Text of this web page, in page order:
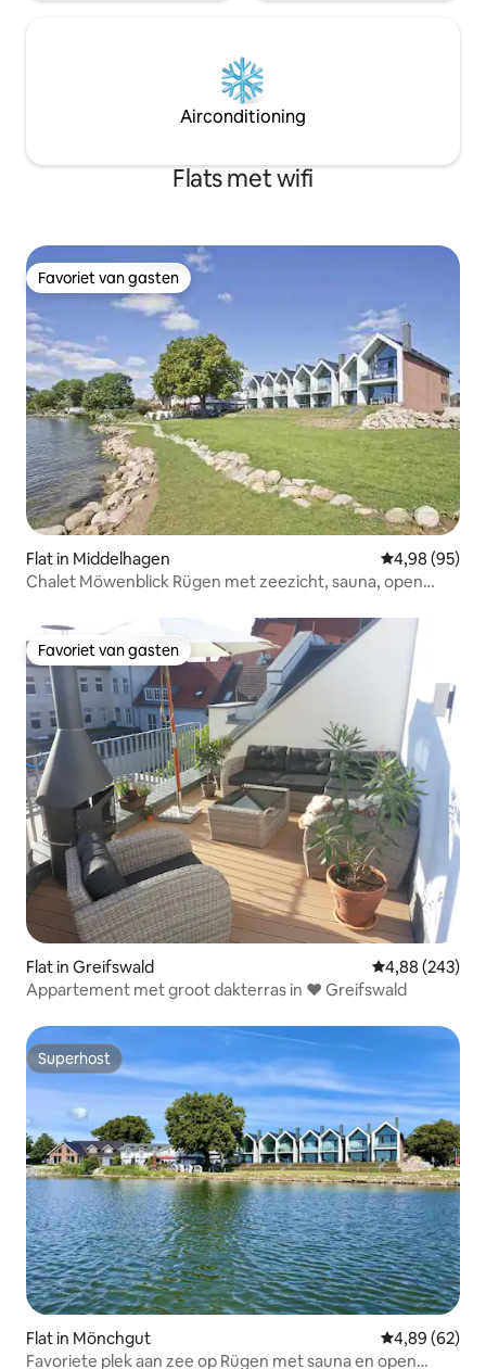
Airconditioning
Flats met wifi
Favoriet van gasten
Favoriet van gasten
Flat in Middelhagen Gemiddelde
4,98 (95)
Chalet Möwenblick Rügen met zeezicht, sauna, open
Favoriet van gasten
Favoriet van gasten
Flat in Greifswald Gemiddelde
4,88 (243)
Appartement met groot dakterras in ❤ Greifswald
Superhost
Superhost
Flat in Mönchgut Gemiddelde
4,89 (62)
Favoriete plek aan zee op Rügen met sauna en open